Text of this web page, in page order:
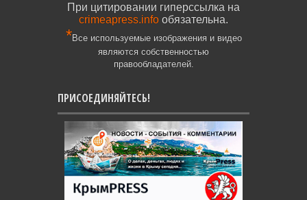
При цитировании гиперссылка на
crimeapress.info обязательна.
*Все используемые изображения и видео
являются собственностью
правообладателей.
ПРИСОЕДИНЯЙТЕСЬ!